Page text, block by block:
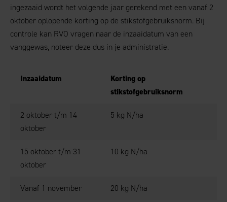
ingezaaid wordt het volgende jaar gerekend met een vanaf 2
oktober oplopende korting op de stikstofgebruiksnorm. Bij
controle kan RVO vragen naar de inzaaidatum van een
vanggewas, noteer deze dus in je administratie.
Inzaaidatum
Korting op
stikstofgebruiksnorm
2 oktober t/m 14
oktober
5 kg N/ha
15 oktober t/m 31
oktober
10 kg N/ha
Vanaf 1 november 20 kg N/ha